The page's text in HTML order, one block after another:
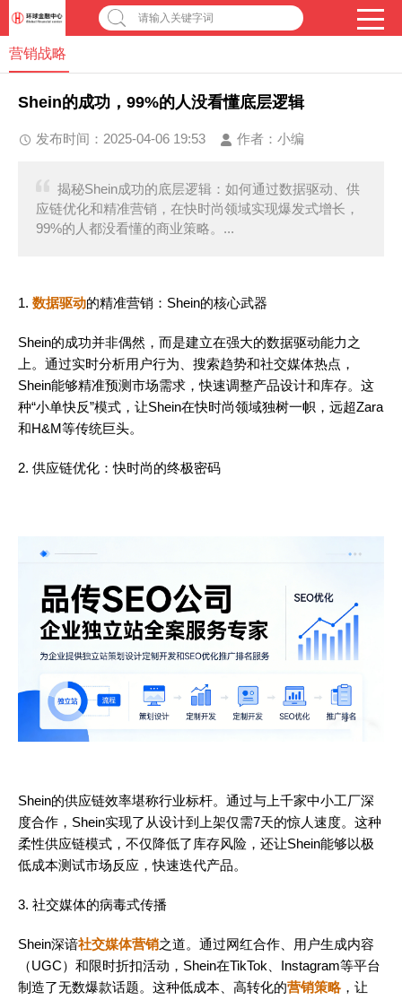
请输入关键字词
营销战略
Shein的成功，99%的人没看懂底层逻辑
发布时间：2025-04-06 19:53 作者： 小编
揭秘Shein成功的底层逻辑：如何通过数据驱动、供
应链优化和精准营销，在快时尚领域实现爆发式增长，
99%的人都没看懂的商业策略。...
1. 数据驱动的精准营销：Shein的核心武器
Shein的成功并非偶然，而是建立在强大的数据驱动能力之
上。通过实时分析用户行为、搜索趋势和社交媒体热点，
Shein能够精准预测市场需求，快速调整产品设计和库存。这
种“小单快反”模式，让Shein在快时尚领域独树一帜，远超Zara
和H&M等传统巨头。
2. 供应链优化：快时尚的终极密码
Shein的供应链效率堪称行业标杆。通过与上千家中小工厂深
度合作，Shein实现了从设计到上架仅需7天的惊人速度。这种
柔性供应链模式，不仅降低了库存风险，还让Shein能够以极
低成本测试市场反应，快速迭代产品。
3. 社交媒体的病毒式传播
Shein深谙社交媒体营销之道。通过网红合作、用户生成内容
（UGC）和限时折扣活动，Shein在TikTok、Instagram等平台
制造了无数爆款话题。这种低成本、高转化的营销策略 ，让